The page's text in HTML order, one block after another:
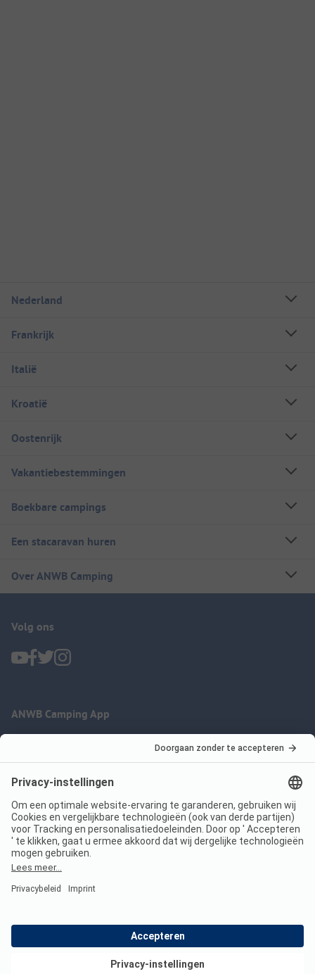
Nederland
Frankrijk
Italië
Kroatië
Oostenrijk
Vakantiebestemmingen
Boekbare campings
Een stacaravan huren
Over ANWB Camping
Volg ons
ANWB Camping App
Imprint
Jouw privacy
Voorwaarden
Wet digitale diensten